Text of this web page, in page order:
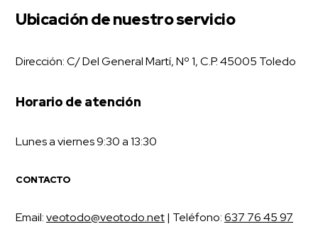
Ubicación de nuestro servicio
Dirección: C/ Del General Martí, Nº 1, C.P. 45005 Toledo
Horario de atención
Lunes a viernes 9:30 a 13:30
CONTACTO
Email:veotodo@veotodo.net| Teléfono:637 76 45 97